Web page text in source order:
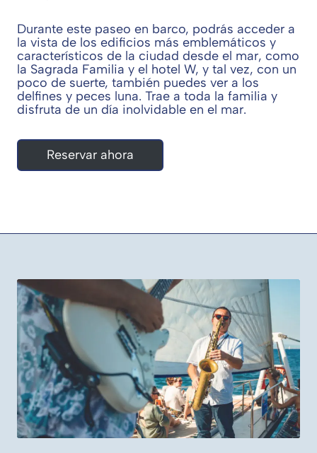
Durante este paseo en barco, podrás acceder a
la vista de los edificios más emblemáticos y
característicos de la ciudad desde el mar, como
la Sagrada Familia y el hotel W, y tal vez, con un
poco de suerte, también puedes ver a los
delfines y peces luna. Trae a toda la familia y
disfruta de un día inolvidable en el mar.
Reservar ahora